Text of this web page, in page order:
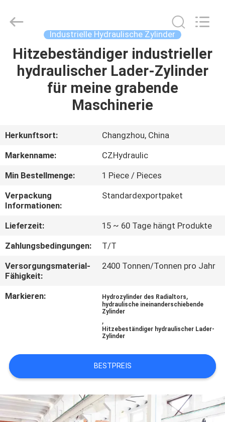
ZU
HAUSE
VIDEOS
UNS
QUALITÄTSKONTROLLE
KONTAKT
MIT
ANGEBOT
SITEMAP
CO.,LTD.
Industrielle Hydraulische Zylinder
Hitzebeständiger industrieller
hydraulischer Lader-Zylinder
für meine grabende
Maschinerie
Herkunftsort:
Changzhou, China
Markenname:
CZHydraulic
Min Bestellmenge:
1 Piece / Pieces
Verpackung
Informationen:
Standardexportpaket
Lieferzeit:
15 ~ 60 Tage hängt Produkte
Zahlungsbedingungen:
T/T
Versorgungsmaterial-
Fähigkeit:
2400 Tonnen/Tonnen pro Jahr
Markieren: Hydrozylinder des Radialtors,
hydraulische ineinanderschiebende
Zylinder
,
Hitzebeständiger hydraulischer Lader-
Zylinder
BESTPREIS